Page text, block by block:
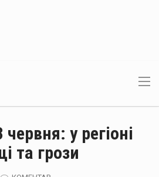
у регіоні
та грози